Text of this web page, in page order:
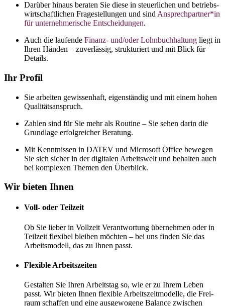
Darüber hinaus beraten Sie diese in steuerlichen und betriebs­
wirtschaftlichen Frage­stellungen und sind Ansprech­partner*in
für unter­nehmerische Entscheidungen.
Auch die laufende Finanz- und/oder Lohn­buchhaltung liegt in
Ihren Händen – zuverlässig, strukturiert und mit Blick für
Details.
Ihr Profil
Sie arbeiten gewissen­haft, eigen­ständig und mit einem hohen
Qualitäts­anspruch.
Zahlen sind für Sie mehr als Routine – Sie sehen darin die
Grundlage erfolgreicher Beratung.
Mit Kenntnissen in DATEV und Microsoft Office bewegen
Sie sich sicher in der digitalen Arbeits­welt und behalten auch
bei komplexen Themen den Überblick.
Wir bieten Ihnen
Voll- oder Teilzeit
Ob Sie lieber in Vollzeit Verantwortung übernehmen oder in
Teilzeit flexibel bleiben möchten – bei uns finden Sie das
Arbeits­modell, das zu Ihnen passt.
Flexible Arbeitszeiten
Gestalten Sie Ihren Arbeits­tag so, wie er zu Ihrem Leben
passt. Wir bieten Ihnen flexible Arbeitszeit­modelle, die Frei­
raum schaffen und eine ausge­wogene Balance zwischen